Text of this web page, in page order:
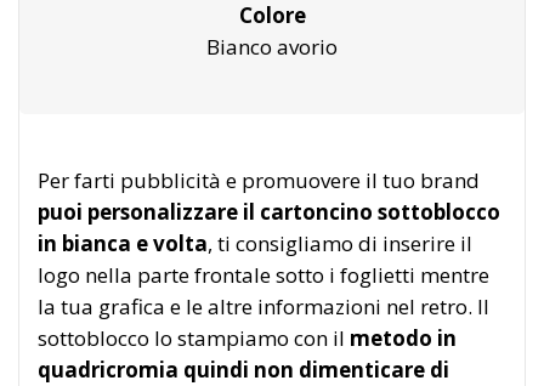
Colore
Bianco avorio
Per farti pubblicità e promuovere il tuo brand
puoi personalizzare il cartoncino sottoblocco
in bianca e volta, ti consigliamo di inserire il
logo nella parte frontale sotto i foglietti mentre
la tua grafica e le altre informazioni nel retro. Il
sottoblocco lo stampiamo con il metodo in
quadricromia quindi non dimenticare di